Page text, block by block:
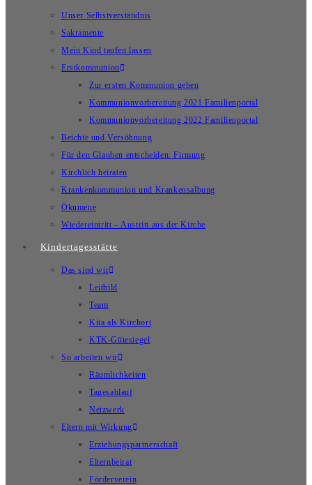
Unser Selbstverständnis
Sakramente
Mein Kind taufen lassen
Erstkommunion
Zur ersten Kommunion gehen
Kommunionvorbereitung 2021 Familienportal
Kommunionvorbereitung 2022 Familienportal
Beichte und Versöhnung
Für den Glauben entscheiden: Firmung
Kirchlich heiraten
Krankenkommunion und Krankensalbung
Ökumene
Wiedereintritt – Austritt aus der Kirche
Kindertagesstätte
Das sind wir
Leitbild
Team
Kita als Kirchort
KTK-Gütesiegel
So arbeiten wir
Räumlichkeiten
Tagesablauf
Netzwerk
Eltern mit Wirkung
Erziehungspartnerschaft
Elternbeirat
Förderverein